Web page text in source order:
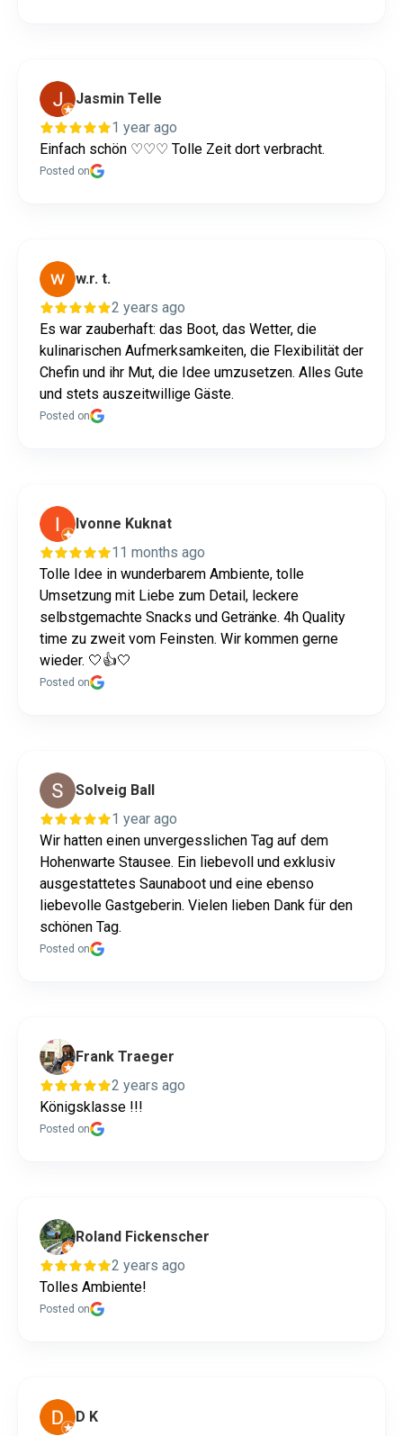
Jasmin Telle
1 year ago
Einfach schön ♡♡♡ Tolle Zeit dort verbracht.
Posted on
w.r. t.
2 years ago
Es war zauberhaft: das Boot, das Wetter, die
kulinarischen Aufmerksamkeiten, die Flexibilität der
Chefin und ihr Mut, die Idee umzusetzen. Alles Gute
und stets auszeitwillige Gäste.
Posted on
Ivonne Kuknat
11 months ago
Tolle Idee in wunderbarem Ambiente, tolle
Umsetzung mit Liebe zum Detail, leckere
selbstgemachte Snacks und Getränke. 4h Quality
time zu zweit vom Feinsten. Wir kommen gerne
wieder. 🤍👍🤍
Posted on
Solveig Ball
1 year ago
Wir hatten einen unvergesslichen Tag auf dem
Hohenwarte Stausee. Ein liebevoll und exklusiv
ausgestattetes Saunaboot und eine ebenso
liebevolle Gastgeberin. Vielen lieben Dank für den
schönen Tag.
Posted on
Frank Traeger
2 years ago
Königsklasse !!!
Posted on
Roland Fickenscher
2 years ago
Tolles Ambiente!
Posted on
D K